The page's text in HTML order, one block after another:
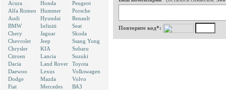
Acura
Alfa Romeo
Audi
BMW
Chery
Chevrolet
Chrysler
Citroen
Dacia
Daewoo
Dodge
Fiat
Honda
Hummer
Hyundai
Infiniti
Jaguar
Jeep
KIA
Lancia
Land Rover
Lexus
Mazda
Mercedes
Peugeot
Porsche
Renault
Seat
Skoda
Ssang Yong
Subaru
Suzuki
Toyota
Volkswagen
Volvo
ВАЗ
Повторите код*: